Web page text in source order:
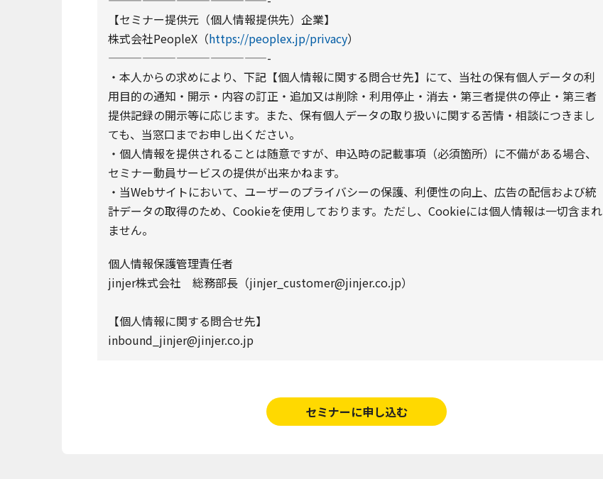
【セミナー提供元（個人情報提供先）企業】
株式会社PeopleX（https://peoplex.jp/privacy）
——————————————-
・本人からの求めにより、下記【個人情報に関する問合せ先】にて、当社の保有個人データの利
用目的の通知・開示・内容の訂正・追加又は削除・利用停止・消去・第三者提供の停止・第三者
提供記録の開示等に応じます。また、保有個人データの取り扱いに関する苦情・相談につきまし
ても、当窓口までお申し出ください。
・個人情報を提供されることは随意ですが、申込時の記載事項（必須箇所）に不備がある場合、
セミナー動員サービスの提供が出来かねます。
・当Webサイトにおいて、ユーザーのプライバシーの保護、利便性の向上、広告の配信および統
計データの取得のため、Cookieを使用しております。ただし、Cookieには個人情報は一切含まれ
ません。
個人情報保護管理責任者
jinjer株式会社 総務部長（jinjer_customer@jinjer.co.jp）
【個人情報に関する問合せ先】
inbound_jinjer@jinjer.co.jp
セミナーに申し込む